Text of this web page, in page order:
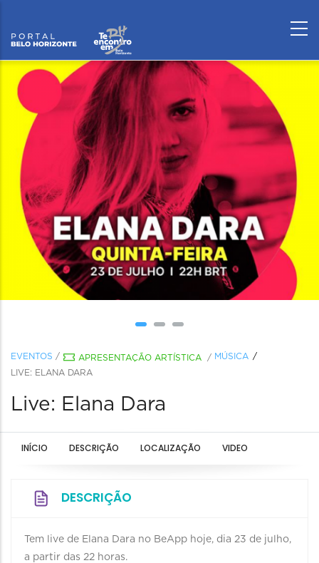
EVENTOS / APRESENTAÇÃO ARTÍSTICA / MÚSICA
LIVE: ELANA DARA
Live: Elana Dara
INÍCIO DESCRIÇÃO LOCALIZAÇÃO VIDEO
DESCRIÇÃO
Tem live de Elana Dara no BeApp hoje, dia 23 de julho,
a partir das 22 horas.